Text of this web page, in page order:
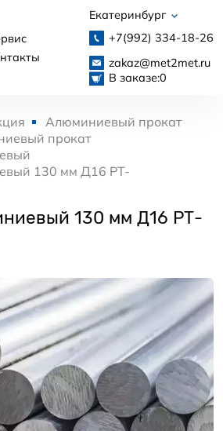
Екатеринбург
+7(992) 334-18-26
zakaz@met2met.ru
В заказе:0
Алюминиевый прокат
прокат
130 мм Д16 РТ-
130 мм Д16 РТ-